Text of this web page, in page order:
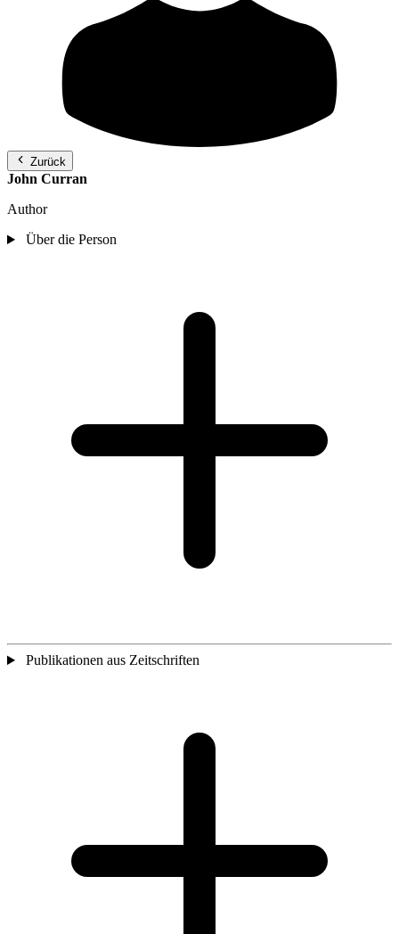
Zurück
John Curran
Author
Über die Person
Publikationen aus Zeitschriften